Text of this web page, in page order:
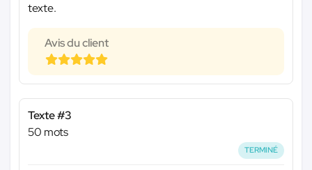
texte.
Avis du client
Texte #3
50 mots
TERMINÉ